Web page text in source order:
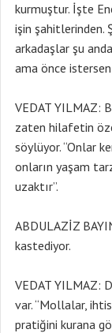
kurmuştur. İşte
işin şahitlerinden.
arkadaşlar şu
ama önce
VEDAT YILMAZ:
zaten hilafetin
söylüyor. “Onlar
onların yaşam
uzaktır”.
ABDULAZİZ
kastediyor.
VEDAT YILMAZ:
var. “Mollalar,
pratiğini kurana